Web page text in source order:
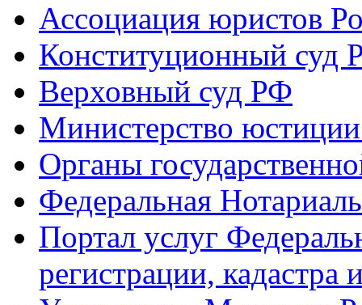
Ассоциация юристов
Конституционный суд
Верховный суд РФ
Министерство
Органы
Федеральная
Портал услуг
регистрации, кадастра